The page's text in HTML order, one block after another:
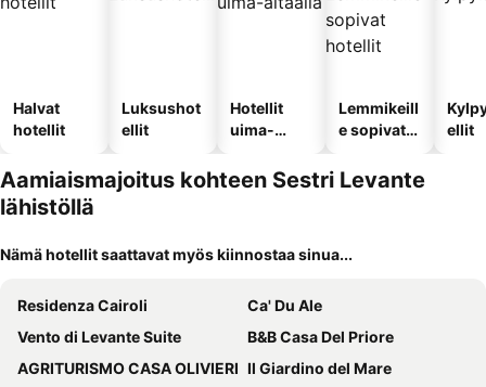
Halvat
hotellit
Luksushot
ellit
Hotellit
uima-
Lemmikeill
e sopivat
ellit
Aamiaismajoitus kohteen Sestri Levante
lähistöllä
Nämä hotellit saattavat myös kiinnostaa sinua...
Residenza Cairoli
Ca' Du Ale
Vento di Levante Suite
B&B Casa Del Priore
AGRITURISMO CASA OLIVIERI Il Giardino del Mare